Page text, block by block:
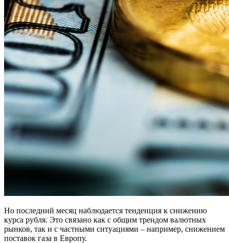
Но последний месяц наблюдается тенденция к снижению
курса рубля. Это связано как с общим трендом валютных
рынков, так и с частными ситуациями – например, снижением
поставок газа в Европу.